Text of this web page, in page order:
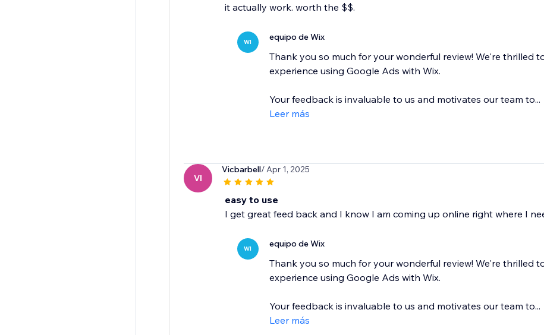
it actually work. worth the $$.
WI equipo de Wix
Thank you so much for your wonderful review! We're thrilled
experience using Google Ads with Wix.
Your feedback is invaluable to us and motivates our team to...
Leer más
VI
Vicbarbell/ Apr 1, 2025
easy to use
I get great feed back and I know I am coming up online right where I
WI equipo de Wix
Thank you so much for your wonderful review! We're thrilled
experience using Google Ads with Wix.
Your feedback is invaluable to us and motivates our team to...
Leer más